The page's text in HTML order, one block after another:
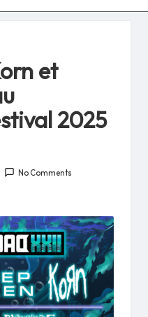
et
2025
No Comments